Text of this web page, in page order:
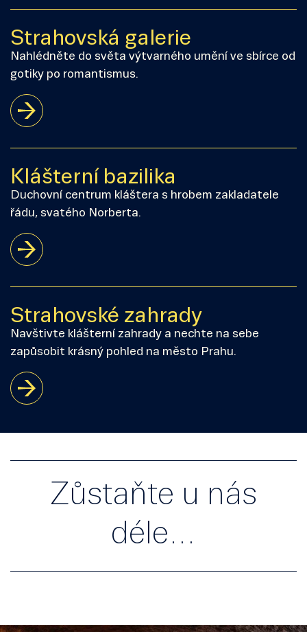
Strahovská galerie
Nahlédněte do světa výtvarného umění ve sbírce od
gotiky po romantismus.
Klášterní bazilika
Duchovní centrum kláštera s hrobem zakladatele
řádu, svatého Norberta.
Strahovské zahrady
Navštivte klášterní zahrady a nechte na sebe
zapůsobit krásný pohled na město Prahu.
Zůstaňte u nás
déle…